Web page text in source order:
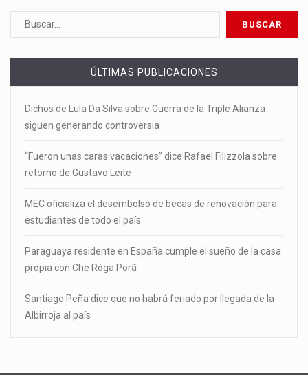
ÚLTIMAS PUBLICACIONES
Dichos de Lula Da Silva sobre Guerra de la Triple Alianza
siguen generando controversia
“Fueron unas caras vacaciones” dice Rafael Filizzola sobre
retorno de Gustavo Leite
MEC oficializa el desembolso de becas de renovación para
estudiantes de todo el país
Paraguaya residente en España cumple el sueño de la casa
propia con Che Róga Porã
Santiago Peña dice que no habrá feriado por llegada de la
Albirroja al país